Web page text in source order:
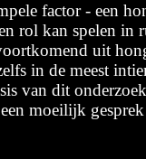
factor - een
rol kan spelen in
uit
in de meest
van dit
moeilijk